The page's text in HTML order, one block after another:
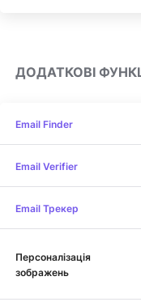
ДОДАТКОВІ
Email Finder
Email Verifier
Email Трекер
Персоналізація
зображень